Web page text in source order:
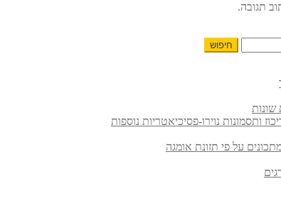
תגובה.
ותסמונות נוירו-פסיכיאטריות נוספות
על פי תזונת אומגה